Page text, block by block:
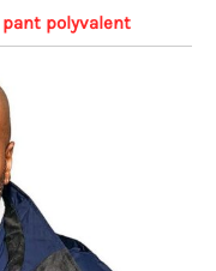
pant polyvalent